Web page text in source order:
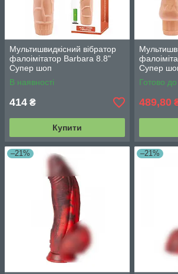
Мультишвидкісний вібратор
фалоімітатор Barbara 8.8"
Супер шоп
В наявності
414 ₴
Купити
Супер
Готово до
489,80
–21% –21%